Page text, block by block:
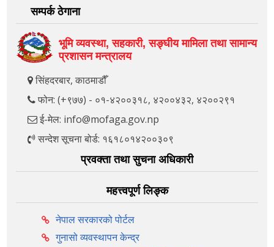
सम्पर्क ठेगाना
भूमि व्यवस्था, सहकारी, सङ्‍घीय मामिला तथा सामान्य
प्रशासन मन्त्रालय
सिंहदरबार, काठमाडौँ
फोन: (+९७७) - ०१-४२००३१८, ४२००४३२, ४२००२९१
ई-मेल: info@mofaga.gov.np
सन्देश सूचना बोर्ड: १६१८०१४२००३०९
प्रवक्ता तथा सुचना अधिकारी
महत्त्वपूर्ण लिङ्क
नेपाल सरकारको पोर्टल
गुनासो व्यवस्थापन केन्द्र